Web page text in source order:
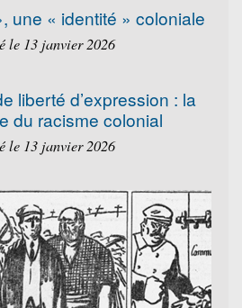
une « identité » coloniale
le 13 janvier 2026
liberté d’expression : la
du racisme colonial
le 13 janvier 2026